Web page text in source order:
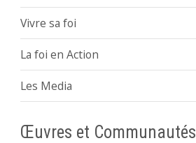
Vivre sa foi
La foi en Action
Les Media
Œuvres et Communautés